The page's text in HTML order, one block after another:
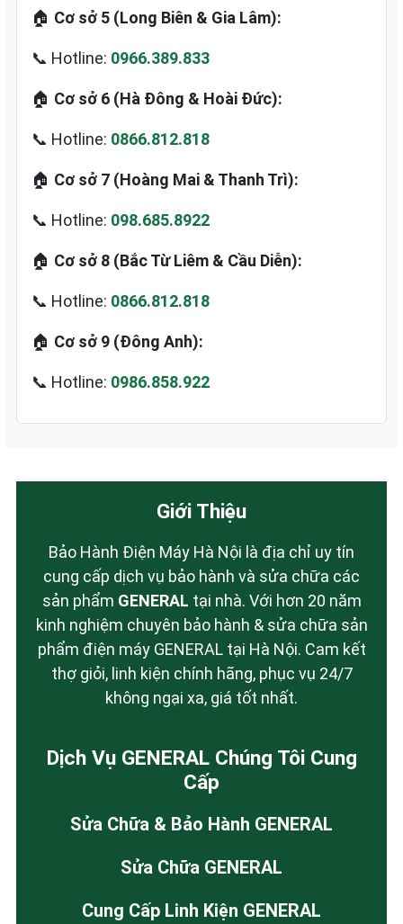
🏠 Cơ sở 5 (Long Biên & Gia Lâm):
📞 Hotline: 0966.389.833
🏠 Cơ sở 6 (Hà Đông & Hoài Đức):
📞 Hotline: 0866.812.818
🏠 Cơ sở 7 (Hoàng Mai & Thanh Trì):
📞 Hotline: 098.685.8922
🏠 Cơ sở 8 (Bắc Từ Liêm & Cầu Diễn):
📞 Hotline: 0866.812.818
🏠 Cơ sở 9 (Đông Anh):
📞 Hotline: 0986.858.922
Giới Thiệu
Bảo Hành Điện Máy Hà Nội là địa chỉ uy tín
cung cấp dịch vụ bảo hành và sửa chữa các
sản phẩm GENERAL tại nhà. Với hơn 20 năm
kinh nghiệm chuyên bảo hành & sửa chữa sản
phẩm điện máy GENERAL tại Hà Nội. Cam kết
thợ giỏi, linh kiện chính hãng, phục vụ 24/7
không ngại xa, giá tốt nhất.
Dịch Vụ GENERAL Chúng Tôi Cung
Cấp
Sửa Chữa & Bảo Hành GENERAL
Sửa Chữa GENERAL
Cung Cấp Linh Kiện GENERAL